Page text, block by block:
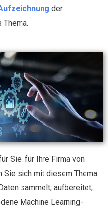
der
Thema.
Sie, für Ihre Firma von
Sie sich mit diesem Thema
sammelt, aufbereitet,
Machine Learning-